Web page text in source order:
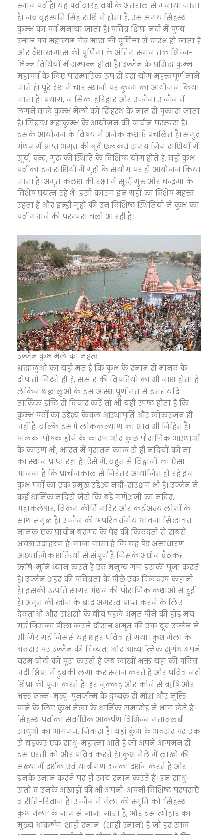
स्नान पर्व है। यह पर्व बारह वर्षों के अंतराल से मनाया जाता
है। जब बृहस्पति सिंह राशि में होता है, उस समय सिंहस्थ
कुम्भ का पर्व मनाया जाता है। पवित्र क्षिप्रा नदी में पुण्य
स्नान का महात्यम चैत्र मास की पूर्णिमा से प्रारंभ हो जाता हैं
और वैशाख मास की पूर्णिमा के अंतिम स्नान तक भिन्न-
भिन्न तिथियों में सम्पन्न होता है। उज्जैन के प्रसिद्ध कुम्भ
महापर्व के लिए पारम्परिक रूप से दस योग महत्त्वपूर्ण माने
जाते हैं। पूरे देश में चार स्थानों पर कुम्भ का आयोजन किया
जाता है। प्रयाग, नासिक, हरिद्वार और उज्जैन। उज्जैन में
लगने वाले कुम्भ मेलों को सिंहस्थ के नाम से पुकारा जाता
है। सिंहस्थ महाकुम्भ के आयोजन की प्राचीन परम्परा है।
इसके आयोजन के विषय में अनेक कथाएँ प्रचलित है। समुद्र
मंथन में प्राप्त अमृत की बूंदें छलकते समय जिन राशियों में
सूर्य, चन्द्र, गुरु की स्थिति के विशिष्ट योग होते हैं, वहीं कुंभ
पर्व का इन राशियों में गृहों के संयोग पर ही आयोजन किया
जाता है। अमृत कलश की रक्षा में सूर्य, गुरु और चन्द्रमा के
विशेष प्रयत्न रहे थे। इसी कारण इन ग्रहों का विशेष महत्त्व
रहता है और इन्हीं गृहों की उन विशिष्ट स्थितियों में कुंभ का
पर्व मनाने की परम्परा चली आ रही है।
उज्जैन कुंभ मेले का महत्व
श्रद्धालुओं का यही मत है कि कुंभ के स्नान से मानव के
दोष तो मिटते ही हैं, संसार की विपत्तियों का भी नाश होता है।
लेकिन श्रद्धालुओं के इस आस्थापूर्ण मत से इतर यदि
तार्किक दृष्टि से विचार करें तो भी यही स्पष्ट होता है कि
कुम्भ पर्वों का उद्देश्य केवल आस्थापूर्ति और लोकरंजन ही
नहीं है, बल्कि इसमे लोककल्याण का भाव भी निहित है।
पालक-पोषक होने के कारण और कुछ पौराणिक आस्थाओं
के कारण भी, भारत में पुरातन काल से ही नदियों को मां
का स्थान प्राप्त रहा है। ऐसे में, बहुत से विद्वानों का ऐसा
मानना है कि प्राचीनकाल से निरंतर आयोजित हो रहे इन
कुंभ पर्वों का एक प्रमुख उद्देश्य नदी-संरक्षण भी है। उज्जैन में
कई धार्मिक मंदिरों जैसे कि बडे गणेशजी का मंदिर,
महाकलेश्वर, विक्रम कीर्ति मंदिर और कई अन्य लोगों के
साथ समृद्ध है। उज्जैन की अपरिवर्तनीय भावना सिद्धावत
नामक एक प्राचीन बरगद के पेड़ की किंवदंती से सबसे
अच्छा उदाहरण है। माना जाता है कि यह पेड़ असाधारण
आध्यात्मिक शक्तियों से संपूर्ण है जिसके अधीन बैठकर
ऋषि-मुनि ध्यान करते हैं एवं मनुष्य गण इसकी पूजा करते
हैं। उज्जैन शहर की पवित्रता के पीछे एक दिलचस्प कहानी
है। इसकी उत्पत्ति सागर मंथन की पौराणिक कथाओं से हुई
है। अमृत की खोज के बाद अमरत्व प्राप्त करने के लिए
देवताओं और राक्षसों के बीच पहले अमृत पीने की होड़ मच
गई जिसका पीछा करने दौरान अमृत की एक बूंद उज्जैन में
भी गिर गई जिससे यह शहर पवित्र हो गया। कुंभ मेला के
अवसर पर उज्जैन की दिव्यता और आध्यात्मिक सुगंध अपने
चरम चोटी को पूरा करती है जब लाखों भक्त यहां की पवित्र
नदी क्षिप्रा में डुबकी लगा कर स्नान करते हैं और पवित्र नदी
शिप्रा की पूजा करते हैं। हर नुक्कड़ और कोने से ऋषि और
भक्त जन्म-मृत्यु-पुनर्जन्म के दुष्चक्र से मोक्ष और मुक्ति
पाने के लिए कुंभ मेला के धार्मिक समारोह में भाग लेते हैं।
सिंहस्थ पर्व का सर्वाधिक आकर्षण विभिन्न मतावलंबी
साधुओं का आगमन, निवास है। यहां कुंभ के अवसर पर एक
से बढ़कर एक साधु-महात्मा आते हैं जो अपने आगमन से
इस धरती को और पवित्र करते हैं। कुंभ मेले में लाखों की
संख्या में दर्शक एवं यात्रीगण इनका दर्शन करते हैं और
इनके स्नान करने पर ही स्वयं स्नान करते हैं। इन साधु-
संतों व उनके अखाड़ों की भी अपनी-अपनी विशिष्ट परंपराएँ
व रीति-रिवाज हैं। उज्जैन में मेला की स्मृति को ‘सिंहस्थ
कुंभ मेला’ के नाम से जाना जाता है, और इस त्यौहार का
मुख्य आकर्षण ‘शाही स्नान’ (शाही स्नान) है जो हर साल